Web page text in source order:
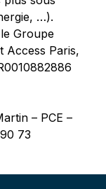
…).
Groupe
Access Paris,
– PCE –
73